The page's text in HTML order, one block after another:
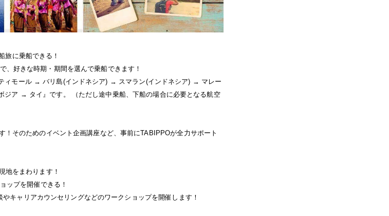
旅に乗船できる！
、好きな時期・期間を選んで乗船できます！
モール → バリ島(インドネシア) → スマラン(インドネシア) → マレー
ア → タイ』です。 （ただし途中乗船、下船の場合に必要となる航空
！そのためのイベント企画講座など、事前にTABIPPOが全力サポート
地をまわります！
ップを開催できる！
キャリアカウンセリングなどのワークショップを開催します！